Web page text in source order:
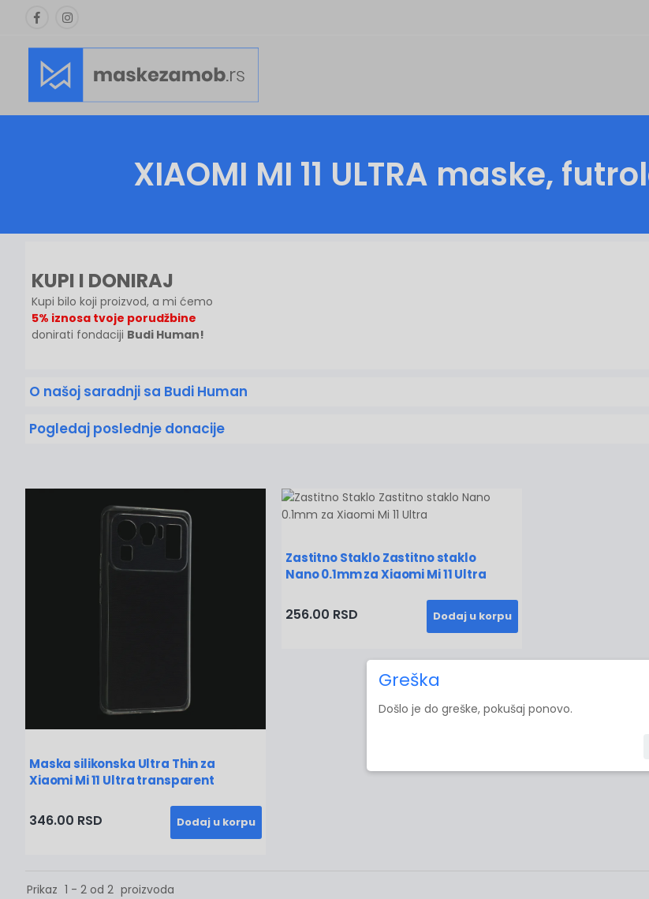
XIAOMI MI 11 ULTRA maske,
KUPI I DONIRAJ
Kupi bilo koji proizvod, a mi ćemo
5% iznosa tvoje porudžbine
donirati fondaciji Budi Human!
O našoj saradnji sa Budi Human
Pogledaj poslednje donacije
Maska silikonska Ultra Thin za
Xiaomi Mi 11 Ultra transparent
346.00 RSD Dodaj u korpu
Zastitno Staklo Zastitno staklo
Nano 0.1mm za Xiaomi Mi 11 Ultra
256.00 RSD Dodaj u korpu
Prikaz 1 - 2 od 2 proizvoda
Greška
Došlo je do greške, pokušaj ponovo.